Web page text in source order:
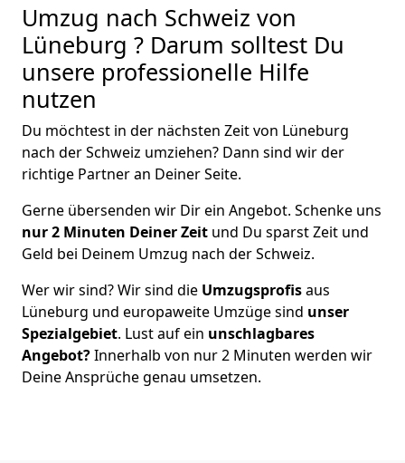
Umzug nach Schweiz von
Lüneburg ? Darum solltest Du
unsere professionelle Hilfe
nutzen
Du möchtest in der nächsten Zeit von Lüneburg
nach der Schweiz umziehen? Dann sind wir der
richtige Partner an Deiner Seite.
Gerne übersenden wir Dir ein Angebot. Schenke uns
nur2 Minuten Deiner Zeit und Du sparst Zeit und
Geld bei Deinem Umzug nach der Schweiz.
Wer wir sind? Wir sind die Umzugsprofisaus
Lüneburg und europaweite Umzüge sind unser
Spezialgebiet. Lust auf ein unschlagbares
Angebot?Innerhalb von nur2 Minuten werden wir
Deine Ansprüche genau umsetzen.